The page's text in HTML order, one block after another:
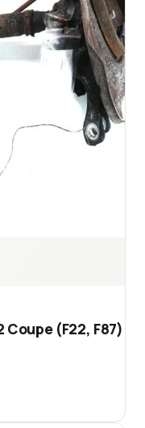
Coupe (F22, F87)